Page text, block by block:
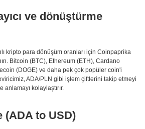
ve dönüştürme
kripto para dönüşüm oranları için Coinpaprika
Bitcoin (BTC), Ethereum (ETH), Cardano
(DOGE) ve daha pek çok popüler coin'i
ADA/PLN gibi işlem çiftlerini takip etmeyi
kolaylaştırır.
(ADA to USD)